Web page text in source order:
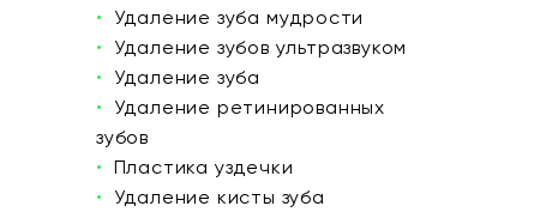
Удаление зуба мудрости
Удаление зубов ультразвуком
Удаление зуба
Удаление ретинированных
зубов
Пластика уздечки
Удаление кисты зуба